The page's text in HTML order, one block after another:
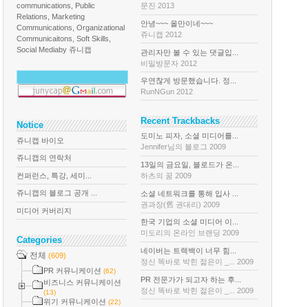
communications, Public
Relations, Marketing
Communications, Organizational
Communicaitons, Soft Skills,
Social Mediaby 쥬니캡
Notice
쥬니캡 바이오
쥬니캡의 연락처
컨퍼런스, 특강, 세미...
쥬니캡의 블로그 공개 ...
미디어 커버리지
Categories
전체 (609)
PR 커뮤니케이션 (62)
비즈니스 커뮤니케이션
(13)
위기 커뮤니케이션 (22)
문진 2013
안녕~~~ 올만이네~~~
쥬니캡 2012
관리자만 볼 수 있는 댓글입...
비밀방문자 2012
우연찮게 방문했습니다. 정...
RunNGun 2012
Recent Trackbacks
도미노 피자, 소셜 미디어를...
Jennifer님의 블로그 2009
13일의 금요일, 블로드가 온...
하츠의 꿈 2009
소셜 네트워크를 통해 입사 ...
권과장(舊 권대리) 2009
한국 기업의 소셜 미디어 이...
미도리의 온라인 브랜딩 2009
네이버는 트랙백이 너무 힘...
정신 똑바로 박힌 젊은이 _... 2009
PR 전문가가 되고자 하는 후...
정신 똑바로 박힌 젊은이 _... 2009